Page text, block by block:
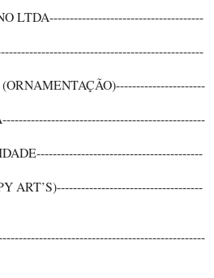
LTDA--------------------------------------
ART’S)------------------------------------